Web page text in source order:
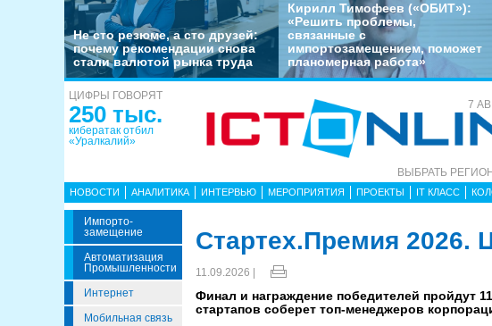
Не сто резюме, а сто друзей:
почему рекомендации снова
стали валютой рынка труда
Кирилл Тимофеев («ОБИТ»):
«Решить проблемы,
связанные с
импортозамещением, поможет
планомерная работа»
ЦИФРЫ ГОВОРЯТ
250 тыс.
кибератак отбил
«Уралкалий»
7
ВЫБРАТЬ РЕГИОН
НОВОСТИ АНАЛИТИКА ИНТЕРВЬЮ МЕРОПРИЯТИЯ ПРОЕКТЫ IT КЛАСС
Импорто­
Замещение
Автоматизация
Промышленности
Интернет
Мобильная связь
Стартех.Премия 2026.
11.09.2026 |
Финал и награждение победителей пройдут
стартапов соберет топ-менеджеров